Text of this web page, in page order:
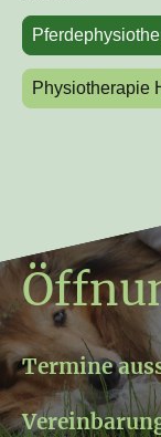
Physiotherapie
Termine